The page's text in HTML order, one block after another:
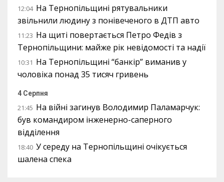
12:04 На Тернопільщині рятувальники
звільнили людину з понівеченого в ДТП авто
11:23 На щиті повертається Петро Федів з
Тернопільщини: майже рік невідомості та надії
10:31 На Тернопільщині “банкір” виманив у
чоловіка понад 35 тисяч гривень
4 Серпня
21:45 На війні загинув Володимир Паламарчук:
був командиром інженерно-саперного
відділення
18:40 У середу на Тернопільщині очікується
шалена спека